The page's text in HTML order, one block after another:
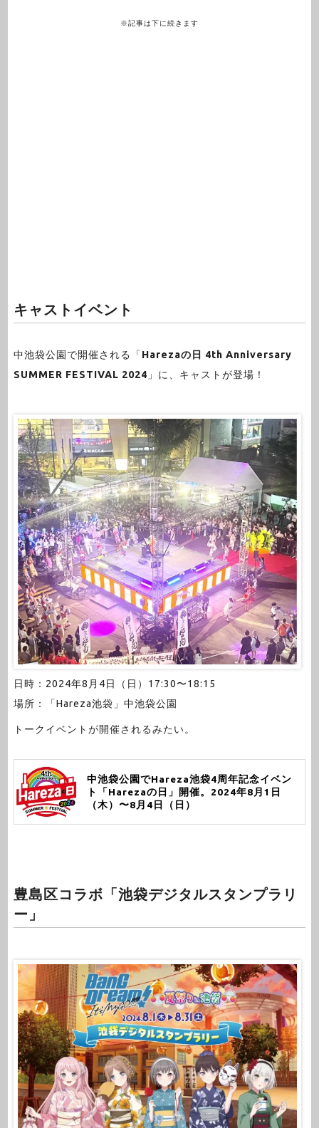
※記事は下に続きます
キャストイベント
中池袋公園で開催される「 Harezaの日 4th Anniversary
SUMMER FESTIVAL 2024 」に、キャストが登場！
日時：2024年8月4日（日）17:30〜18:15
場所：「Hareza池袋」中池袋公園
トークイベントが開催されるみたい。
中池袋公園でHareza池袋4周年記念イベン
ト「Harezaの日」開催。2024年8月1日
（木）〜8月4日（日）
豊島区コラボ「池袋デジタルスタンプラリ
ー」